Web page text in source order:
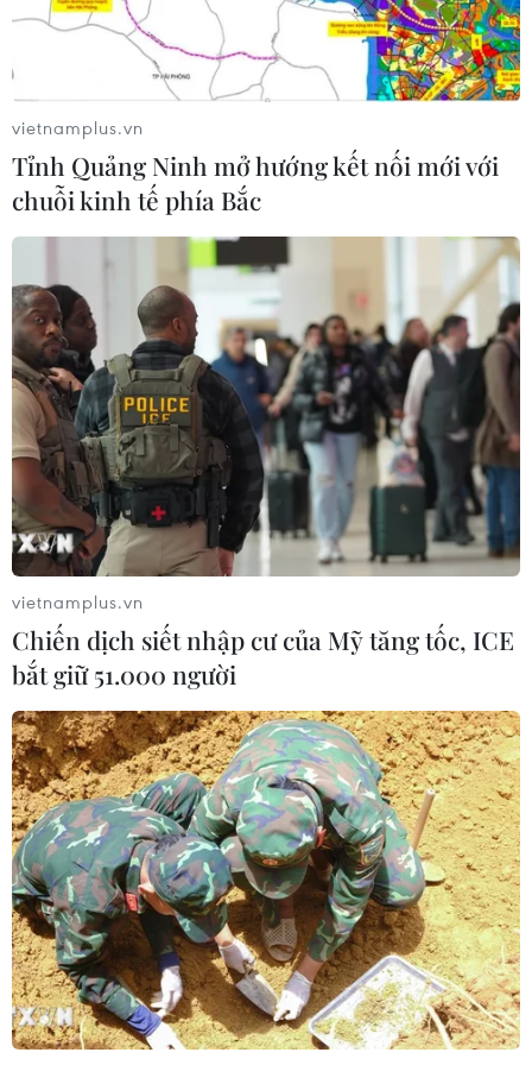
Tây Ban Nha trở thành “cứ điểm” xe
điện Trung Quốc tại châu Âu
Bridgestone Việt Nam giới thiệu
dòng lốp hiệu suất cao thế hệ mới
Potenza
24/07/2026 06:46
Hà Nội xây dựng phương án hỗ trợ
người thu nhập thấp đổi xe máy cũ
24/07/2026 06:15
Hãng xe điện Polestar chính thức rút
lui khỏi thị trường Mỹ
Cố vấn Nhà Trắng cảnh báo BYD gia
tăng sức ép đối với ngành ôtô toàn
cầu
20/07/2026 23:54
Giá xe điện tại Đức giảm xuống tiệm
cận xe xăng
20/07/2026 15:45
Tesla lên kế hoạch mở rộng sản xuất
vietnamplus.vn
Tỉnh Quảng Ninh mở hướng kết nối mới với
chuỗi kinh tế phía Bắc
vietnamplus.vn
Chiến dịch siết nhập cư của Mỹ tăng tốc, ICE
bắt giữ 51.000 người